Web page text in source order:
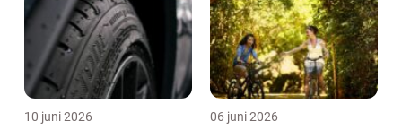
10 juni 2026 06 juni 2026